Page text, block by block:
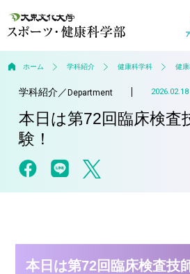
ホーム 学科紹介 健康科学科 健
学科紹介／Department 2026.02.18
本日は第72回臨床検査
験！
本日は第72回臨床検査技